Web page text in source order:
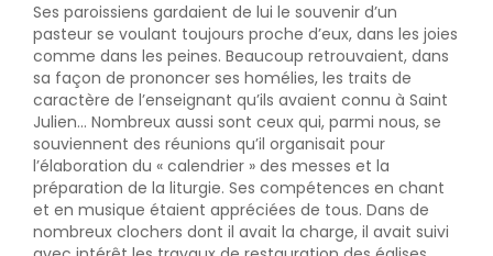
Ses paroissiens gardaient de lui le souvenir d’un
pasteur se voulant toujours proche d’eux, dans les joies
comme dans les peines. Beaucoup retrouvaient, dans
sa façon de prononcer ses homélies, les traits de
caractère de l’enseignant qu’ils avaient connu à Saint
Julien… Nombreux aussi sont ceux qui, parmi nous, se
souviennent des réunions qu’il organisait pour
l’élaboration du « calendrier » des messes et la
préparation de la liturgie. Ses compétences en chant
et en musique étaient appréciées de tous. Dans de
nombreux clochers dont il avait la charge, il avait suivi